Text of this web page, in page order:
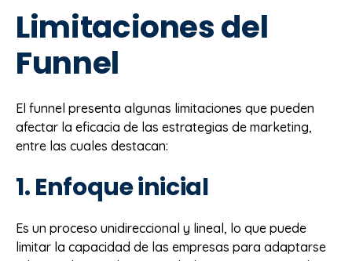
Limitaciones del
Funnel
El funnel presenta algunas limitaciones que pueden
afectar la eficacia de las estrategias de marketing,
entre las cuales destacan:
1. Enfoque inicial
Es un proceso unidireccional y lineal, lo que puede
limitar la capacidad de las empresas para adaptarse